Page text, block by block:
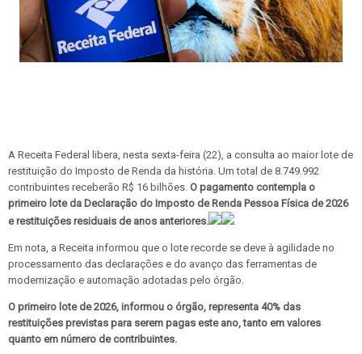
A Receita Federal libera, nesta sexta-feira (22), a consulta ao maior lote de
restituição do Imposto de Renda da história. Um total de 8.749.992
contribuintes receberão R$ 16 bilhões. O pagamento contempla o
primeiro lote da Declaração do Imposto de Renda Pessoa Física de 2026
e restituições residuais de anos anteriores.
Em nota, a Receita informou que o lote recorde se deve à agilidade no
processamento das declarações e do avanço das ferramentas de
modernização e automação adotadas pelo órgão.
O primeiro lote de 2026, informou o órgão, representa 40% das
restituições previstas para serem pagas este ano, tanto em valores
quanto em número de contribuintes.